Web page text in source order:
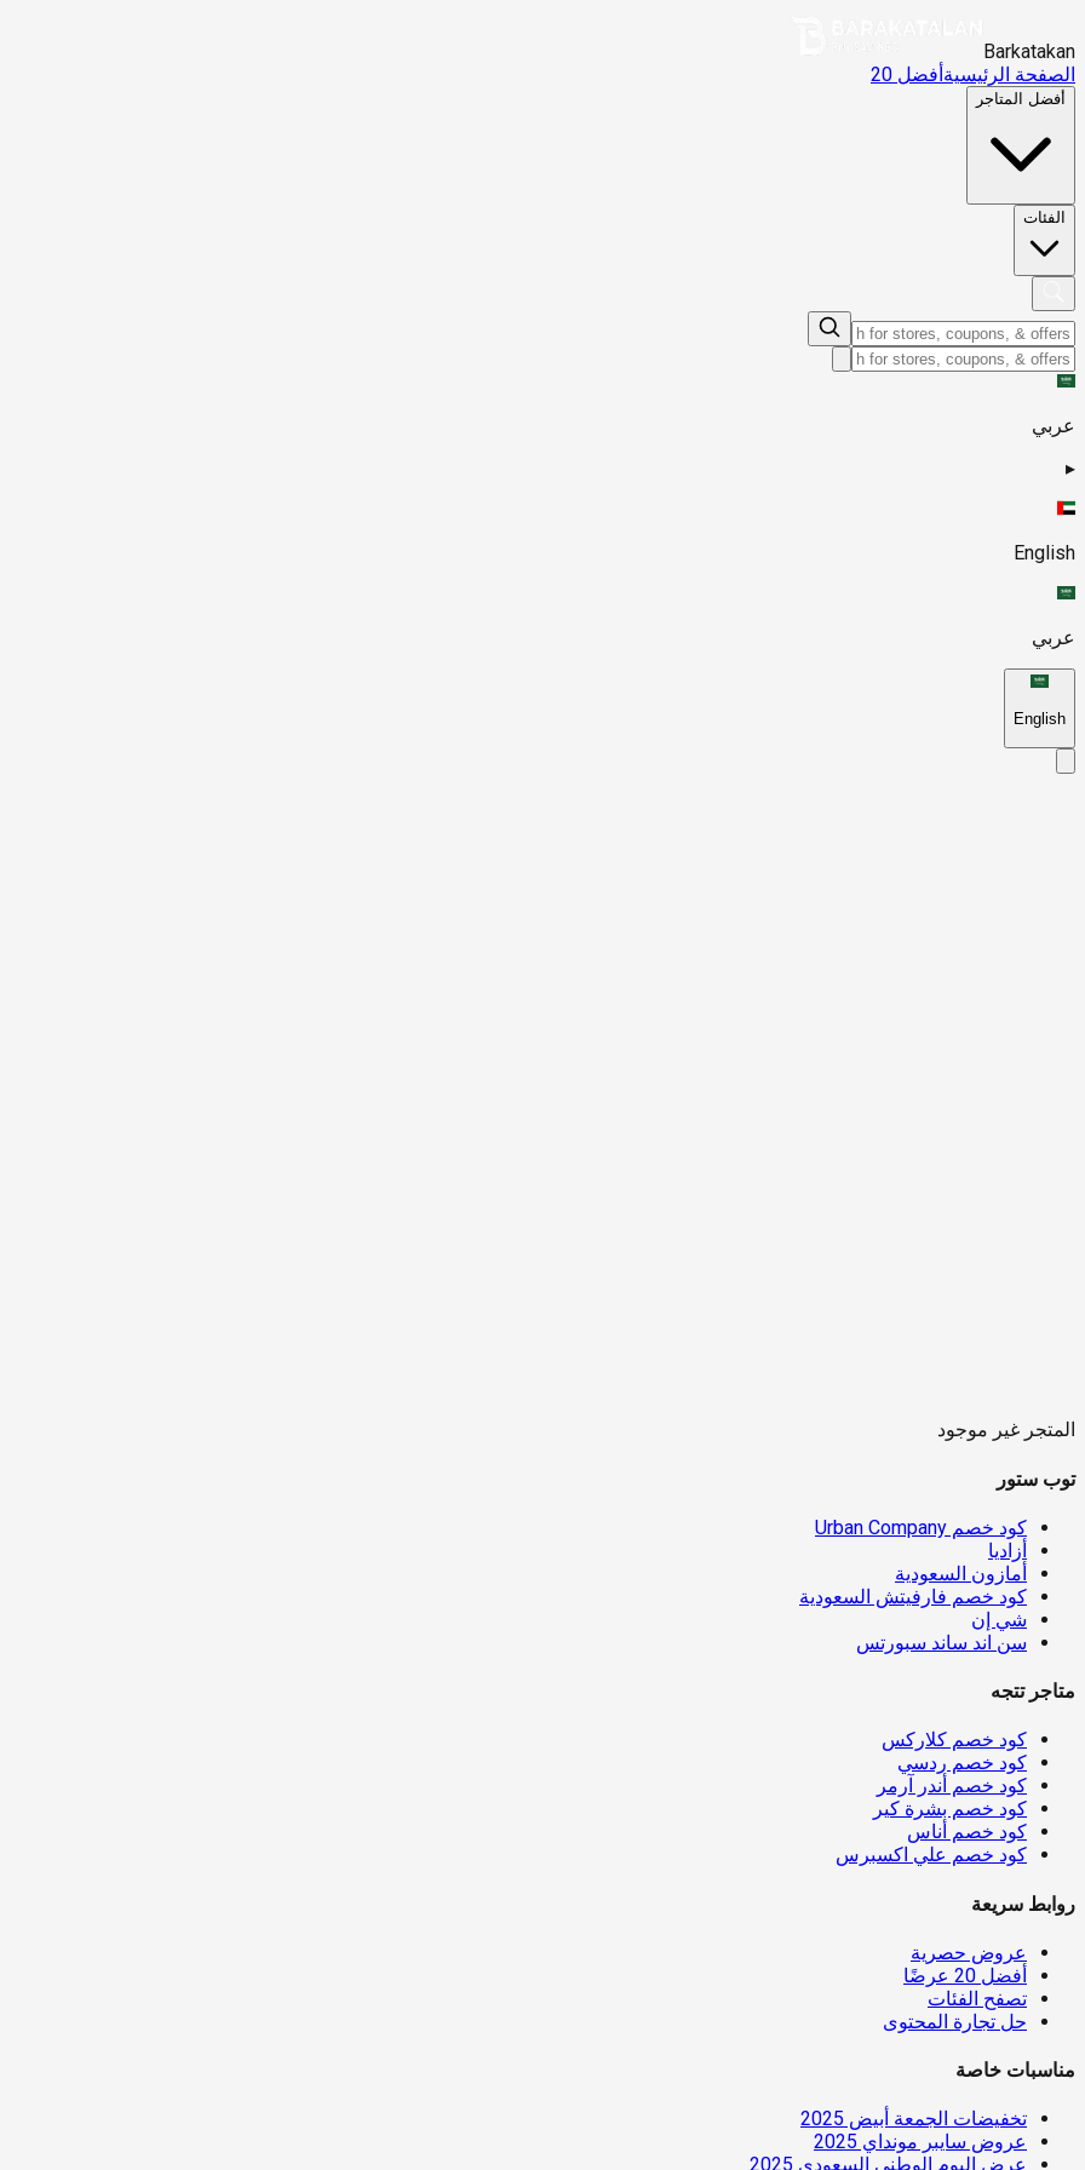
Barkatakan
الصفحة الرئيسيةأفضل 20
أفضل المتاجر
الفئات
عربي
▸
English
عربي
English
المتجر غير موجود
توب ستور
كود خصم Urban Company
أزاديا
أمازون السعودية
كود خصم فارفيتش السعودية
شي إن
سن اند ساند سبورتس
متاجر تتجه
كود خصم كلاركس
كود خصم ردسي
كود خصم أندر آرمر
كود خصم بشرة كير
كود خصم أناس
كود خصم علي اكسبرس
روابط سريعة
عروض حصرية
أفضل 20 عرضًا
تصفح الفئات
حل تجارة المحتوى
مناسبات خاصة
تخفيضات الجمعة أبيض 2025
عروض سايبر مونداي 2025
عرض اليوم الوطني السعودي 2025